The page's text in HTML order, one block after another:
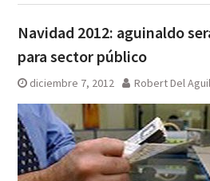
Navidad 2012: aguinaldo
para sector público
diciembre 7, 2012 Robert Del